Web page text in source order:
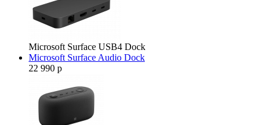
Microsoft Surface USB4 Dock
Microsoft Surface Audio Dock
22 990 р